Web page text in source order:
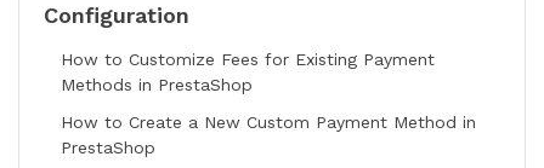
Configuration
How to Customize Fees for Existing Payment
Methods in PrestaShop
How to Create a New Custom Payment Method in
PrestaShop